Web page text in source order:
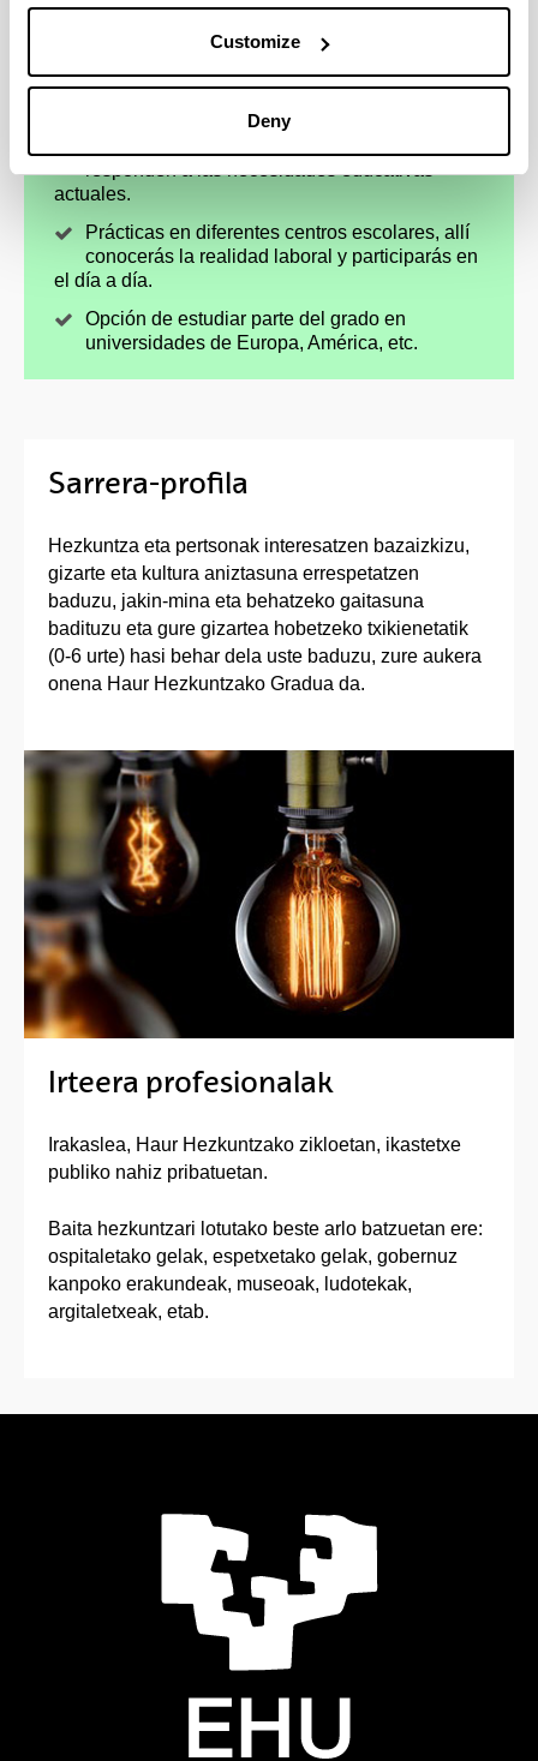
Customize
Deny
tecnología, educación física, expresión plástica
responden a las necesidades educativas
actuales.
Prácticas en diferentes centros escolares, allí
conocerás la realidad laboral y participarás en
el día a día.
Opción de estudiar parte del grado en
universidades de Europa, América, etc.
Sarrera-profila
Hezkuntza eta pertsonak interesatzen bazaizkizu,
gizarte eta kultura aniztasuna errespetatzen
baduzu, jakin-mina eta behatzeko gaitasuna
badituzu eta gure gizartea hobetzeko txikienetatik
(0-6 urte) hasi behar dela uste baduzu, zure aukera
onena Haur Hezkuntzako Gradua da.
Irteera profesionalak
Irakaslea, Haur Hezkuntzako zikloetan, ikastetxe
publiko nahiz pribatuetan.
Baita hezkuntzari lotutako beste arlo batzuetan ere:
ospitaletako gelak, espetxetako gelak, gobernuz
kanpoko erakundeak, museoak, ludotekak,
argitaletxeak, etab.